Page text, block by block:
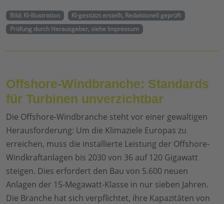
Bild: KI-Illustration
KI-gestützt erstellt, Redaktionell geprüft
Prüfung durch Herausgeber, siehe Impressum
Offshore-Windbranche: Standards
für Turbinen unverzichtbar
Die Offshore-Windbranche steht vor einer gewaltigen
Herausforderung: Um die Klimaziele Europas zu
erreichen, muss die installierte Leistung der Offshore-
Windkraftanlagen bis 2030 von 36 auf 120 Gigawatt
steigen. Dies erfordert den Bau von 5.600 neuen
Anlagen der 15-Megawatt-Klasse in nur sieben Jahren.
Die Branche hat sich verpflichtet, ihre Kapazitäten von